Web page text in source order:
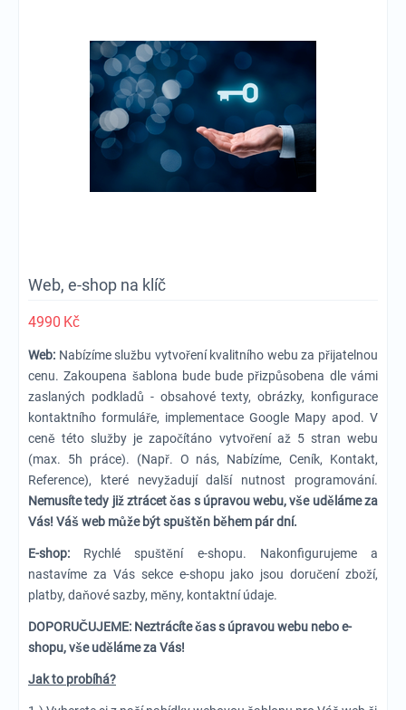
Web, e-shop na klíč
4990 Kč
Web: Nabízíme službu vytvoření kvalitního webu za přijatelnou
cenu. Zakoupena šablona bude bude přizpůsobena dle vámi
zaslaných podkladů - obsahové texty, obrázky, konfigurace
kontaktního formuláře, implementace Google Mapy apod. V
ceně této služby je započítáno vytvoření až 5 stran webu
(max. 5h práce). (Např. O nás, Nabízíme, Ceník, Kontakt,
Reference), které nevyžadují další nutnost programování.
Nemusíte tedy již ztrácet čas s úpravou webu, vše uděláme za
Vás! Váš web může být spuštěn během pár dní.
E-shop: Rychlé spuštění e-shopu. Nakonfigurujeme a
nastavíme za Vás sekce e-shopu jako jsou doručení zboží,
platby, daňové sazby, měny, kontaktní údaje.
DOPORUČUJEME: Neztrácíte čas s úpravou webu nebo e-
shopu, vše uděláme za Vás!
Jak to probíhá?